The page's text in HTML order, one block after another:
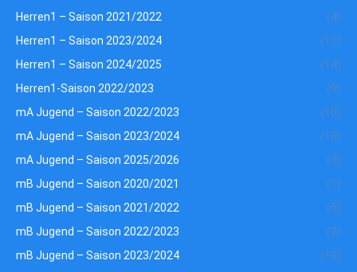
Herren1 – Saison 2021/2022
(4)
Herren1 – Saison 2023/2024
(11)
Herren1 – Saison 2024/2025
(14)
Herren1-Saison 2022/2023
(9)
mA Jugend – Saison 2022/2023
(10)
mA Jugend – Saison 2023/2024
(13)
mA Jugend – Saison 2025/2026
(3)
mB Jugend – Saison 2020/2021
(1)
mB Jugend – Saison 2021/2022
(5)
mB Jugend – Saison 2022/2023
(2)
mB Jugend – Saison 2023/2024
(19)